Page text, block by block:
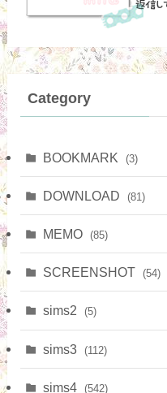
Category
BOOKMARK (3)
DOWNLOAD (81)
(15)
(9)
MEMO (85)
SCREENSHOT (54)
sims2 (5)
sims3 (112)
(65)
sims4 (542)